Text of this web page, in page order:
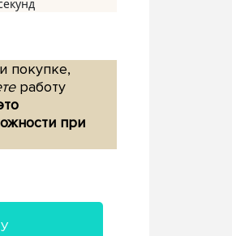
покупке,
работу
при